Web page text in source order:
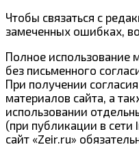
Чтобы связаться с
замеченных ошибках,
Полное использование
без письменного
При получении
материалов сайта, а
использовании
(при публикации в
сайт «Zeir.ru»